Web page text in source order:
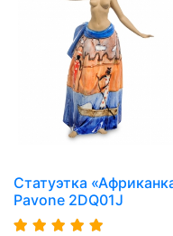
Статуэтка
Pavone 2DQ01J